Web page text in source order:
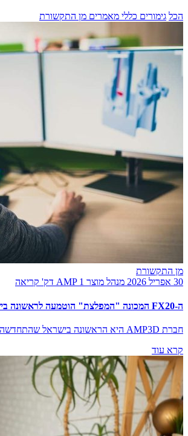
הכל גימורים כללי מאמרים מן התקשורת
מן התקשורת
30 אפריל 2026
מנהל מוצר AMP 1 דק' קריאה
ה-FX20 המכונה "המפלצת" הוטמעה לראשונה בישראל
חברת AMP3D היא הראשונה בישראל שהתחדשה במדפסת תלת הממד FX20 מבית חברת Markforged. AMP3D בניהולו של משה אסייג, היא לשכת…
קרא עוד